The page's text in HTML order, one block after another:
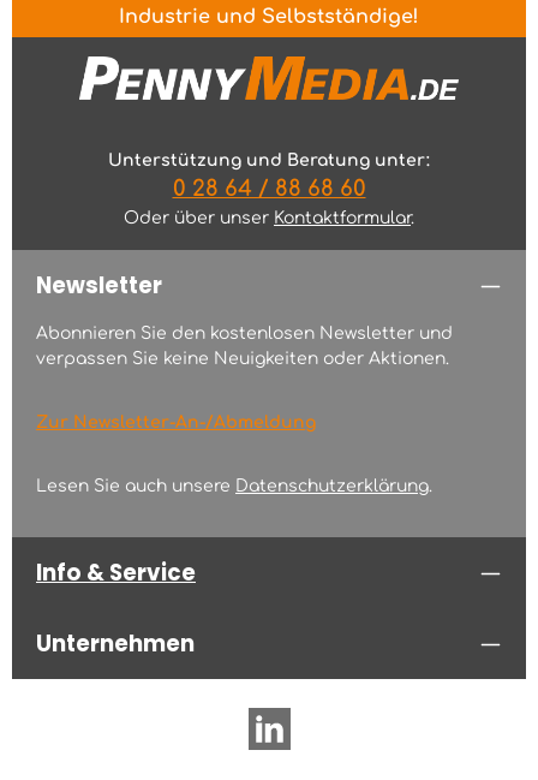
Industrie und Selbstständige!
Unterstützung und Beratung unter:
0 28 64 / 88 68 60
Oder über unser Kontaktformular.
Newsletter
Abonnieren Sie den kostenlosen Newsletter und
verpassen Sie keine Neuigkeiten oder Aktionen.
Zur Newsletter-An-/Abmeldung
Lesen Sie auch unsere Datenschutzerklärung.
Info & Service
Unternehmen